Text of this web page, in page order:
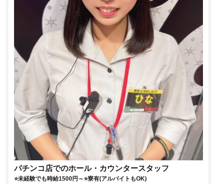
パチンコ店でのホール・カウンタースタッフ
⭐未経験でも時給1500円～⭐寮有(アルバイトもOK)